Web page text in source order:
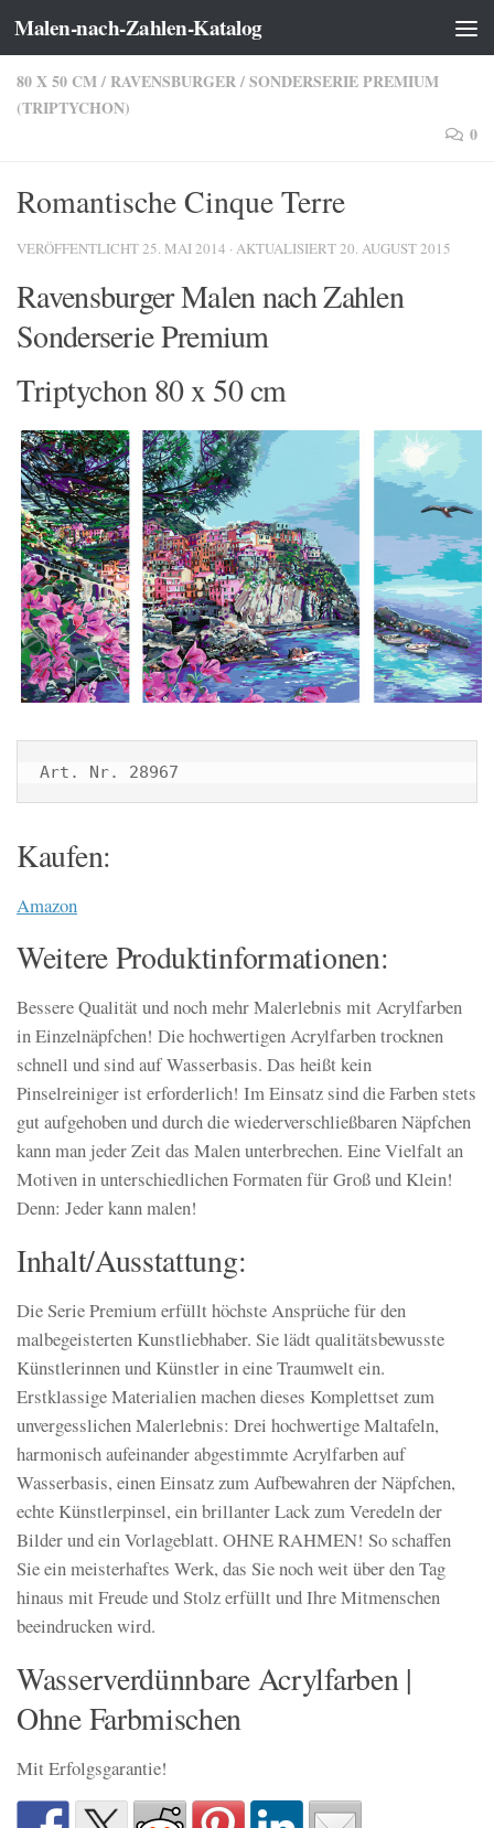
Zum Inhalt springen
Malen-nach-Zahlen-Katalog
80 X 50 CM/ RAVENSBURGER/SONDERSERIE PREMIUM
(TRIPTYCHON)
0
Romantische Cinque Terre
VERÖFFENTLICHT25. MAI 2014 · AKTUALISIERT20. AUGUST 2015
Ravensburger Malen nach Zahlen
Sonderserie Premium
Triptychon 80 x 50 cm
Art. Nr. 28967
Kaufen:
Amazon
Weitere Produktinformationen:
Bessere Qualität und noch mehr Malerlebnis mit Acrylfarben
in Einzelnäpfchen! Die hochwertigen Acrylfarben trocknen
schnell und sind auf Wasserbasis. Das heißt kein
Pinselreiniger ist erforderlich! Im Einsatz sind die Farben stets
gut aufgehoben und durch die wiederverschließbaren Näpfchen
kann man jeder Zeit das Malen unterbrechen. Eine Vielfalt an
Motiven in unterschiedlichen Formaten für Groß und Klein!
Denn: Jeder kann malen!
Inhalt/Ausstattung:
Die Serie Premium erfüllt höchste Ansprüche für den
malbegeisterten Kunstliebhaber. Sie lädt qualitätsbewusste
Künstlerinnen und Künstler in eine Traumwelt ein.
Erstklassige Materialien machen dieses Komplettset zum
unvergesslichen Malerlebnis: Drei hochwertige Maltafeln,
harmonisch aufeinander abgestimmte Acrylfarben auf
Wasserbasis, einen Einsatz zum Aufbewahren der Näpfchen,
echte Künstlerpinsel, ein brillanter Lack zum Veredeln der
Bilder und ein Vorlageblatt. OHNE RAHMEN! So schaffen
Sie ein meisterhaftes Werk, das Sie noch weit über den Tag
hinaus mit Freude und Stolz erfüllt und Ihre Mitmenschen
beeindrucken wird.
Wasserverdünnbare Acrylfarben |
Ohne Farbmischen
Mit Erfolgsgarantie!